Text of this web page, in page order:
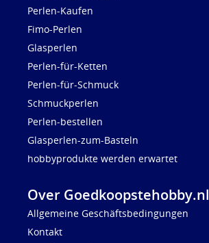
Perlen-Kaufen
Fimo-Perlen
Glasperlen
Perlen-für-Ketten
Perlen-für-Schmuck
Schmuckperlen
Perlen-bestellen
Glasperlen-zum-Basteln
hobbyprodukte werden erwartet
Over Goedkoopstehobby.nl
Allgemeine Geschäftsbedingungen
Kontakt